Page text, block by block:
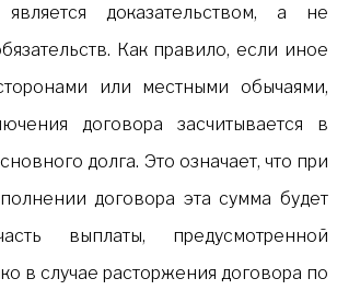
доказательством, а не
Как правило, если иное
или местными обычаями,
договора засчитывается в
долга. Это означает, что при
договора эта сумма будет
выплаты, предусмотренной
в случае расторжения договора по